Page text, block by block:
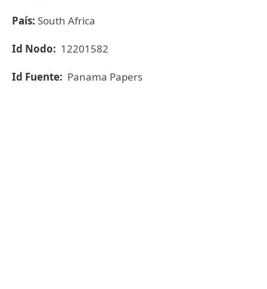
País: South Africa
Id Nodo: 12201582
Id Fuente: Panama Papers